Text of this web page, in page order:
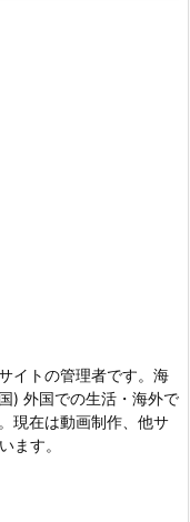
イトの管理者です。海
) 外国での生活・海外で
現在は動画制作、他サ
ます。